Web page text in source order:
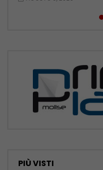
PIÙ VISTI